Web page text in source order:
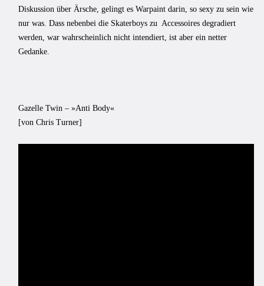
Diskussion über Ärsche, gelingt es Warpaint darin, so sexy zu sein wie
nur was. Dass nebenbei die Skaterboys zu Accessoires degradiert
werden, war wahrscheinlich nicht intendiert, ist aber ein netter
Gedanke.
Gazelle Twin – »Anti Body«
[von Chris Turner]